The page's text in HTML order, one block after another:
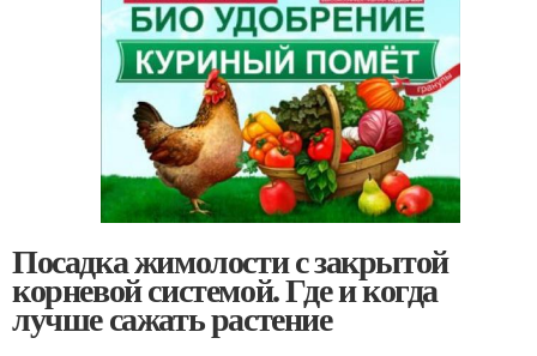
Посадка жимолости с закрытой
корневой системой. Где и когда
лучше сажать растение